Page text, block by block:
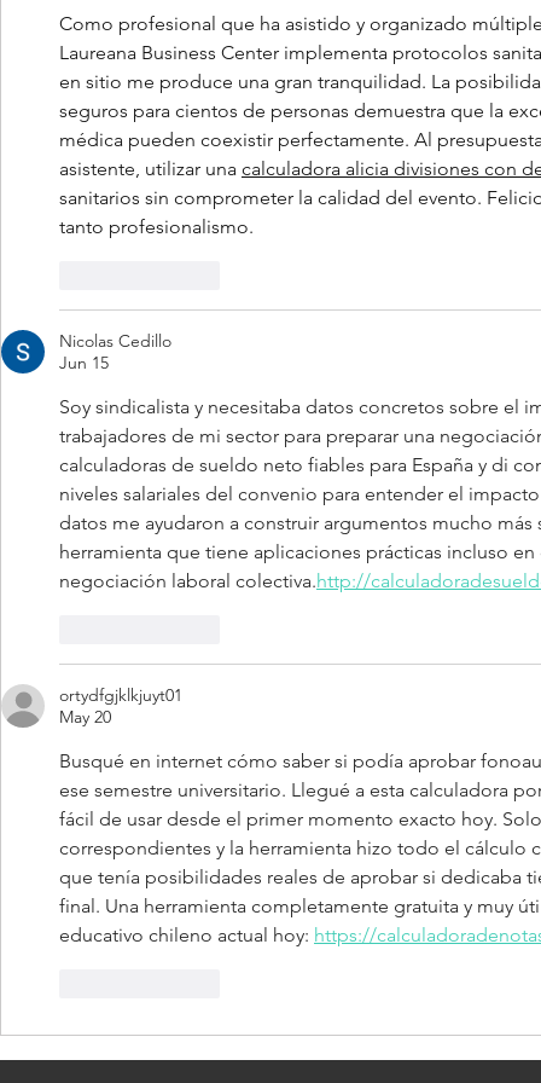
Como profesional que ha asistido y organizado
Laureana Business Center implementa protocolos
en sitio me produce una gran tranquilidad. La
seguros para cientos de personas demuestra que la
médica pueden coexistir perfectamente. Al
asistente, utilizar una calculadora alicia divisiones con
sanitarios sin comprometer la calidad del evento.
tanto profesionalismo.
Nicolas Cedillo
Jun 15
Soy sindicalista y necesitaba datos concretos sobre el
trabajadores de mi sector para preparar una
calculadoras de sueldo neto fiables para España y di
niveles salariales del convenio para entender el
datos me ayudaron a construir argumentos mucho
herramienta que tiene aplicaciones prácticas incluso
negociación laboral colectiva.http://
ortydfgjklkjuyt01
May 20
Busqué en internet cómo saber si podía aprobar
ese semestre universitario. Llegué a esta calculadora
fácil de usar desde el primer momento exacto hoy.
correspondientes y la herramienta hizo todo el
que tenía posibilidades reales de aprobar si dedicaba
final. Una herramienta completamente gratuita y muy
educativo chileno actual hoy: https://